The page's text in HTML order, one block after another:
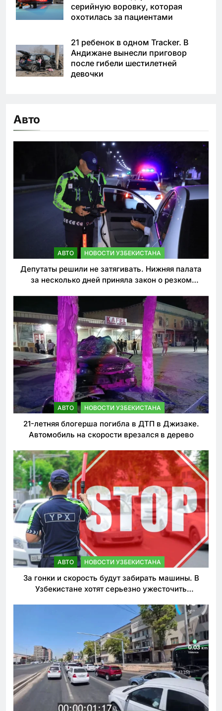
серийную воровку, которая
охотилась за пациентами
21 ребенок в одном Tracker. В
Андижане вынесли приговор
после гибели шестилетней
девочки
Авто
АВТО НОВОСТИ УЗБЕКИСТАНА
Депутаты решили не затягивать. Нижняя палата
за несколько дней приняла закон о резком
АВТО НОВОСТИ УЗБЕКИСТАНА
21-летняя блогерша погибла в ДТП в Джизаке.
Автомобиль на скорости врезался в дерево
АВТО НОВОСТИ УЗБЕКИСТАНА
За гонки и скорость будут забирать машины. В
Узбекистане хотят серьезно ужесточить